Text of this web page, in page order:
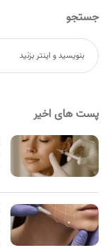
جستجو
پست های اخیر